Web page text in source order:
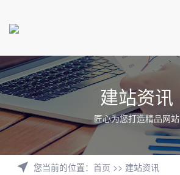
建站资讯
匠心为您打造精品网站
您当前的位置： 首页 >> 建站资讯